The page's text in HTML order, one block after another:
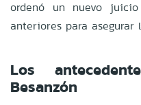
ordenó un nuevo
anteriores para asegurar
Los
Besanzón